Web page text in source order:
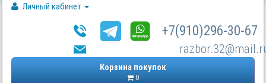
Личный кабинет
+7(910)296-30-67
Корзина покупок
0